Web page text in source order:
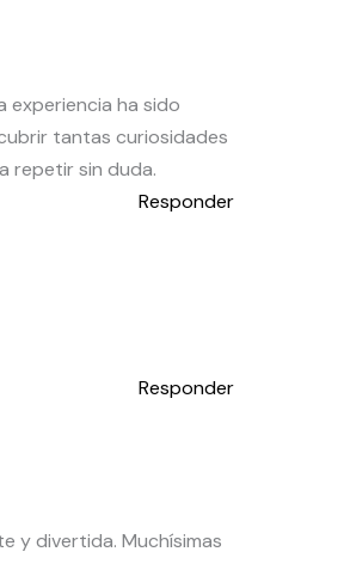
experiencia ha sido
tantas curiosidades
repetir sin duda.
Responder
Responder
y divertida. Muchísimas